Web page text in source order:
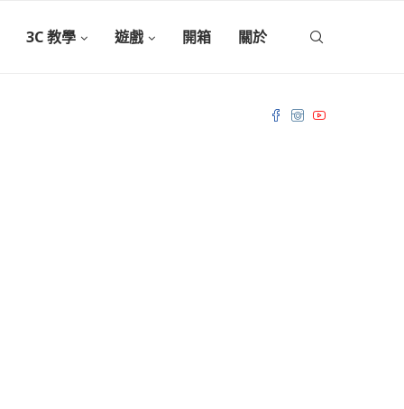
3C 教學 遊戲 開箱 關於